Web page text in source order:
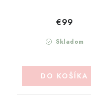
Skladom
€99
DO KOŠÍKA